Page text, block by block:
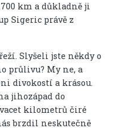
km a důkladně ji
Sigeric právě z